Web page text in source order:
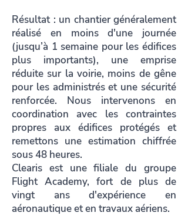
Résultat : un chantier généralement
réalisé en moins d'une journée
(jusqu’à 1 semaine pour les édifices
plus importants), une emprise
réduite sur la voirie, moins de gêne
pour les administrés et une sécurité
renforcée. Nous intervenons en
coordination avec les contraintes
propres aux édifices protégés et
remettons une estimation chiffrée
sous 48 heures.
Clearis est une filiale du groupe
Flight Academy, fort de plus de
vingt ans d'expérience en
aéronautique et en travaux aériens.